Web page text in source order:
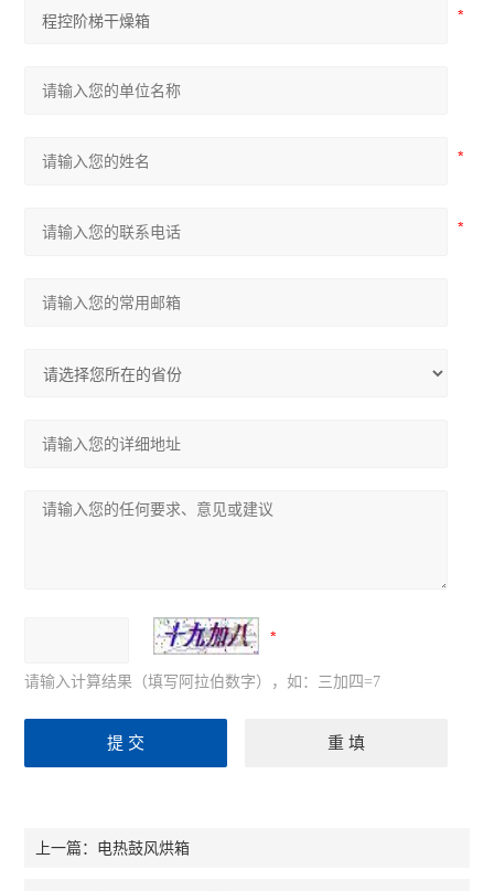
请输入计算结果（填写阿拉伯数字），如：三加四=7
上一篇： 电热鼓风烘箱